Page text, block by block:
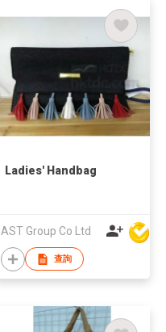
Ladies' Handbag
AST Group Co Ltd
查詢